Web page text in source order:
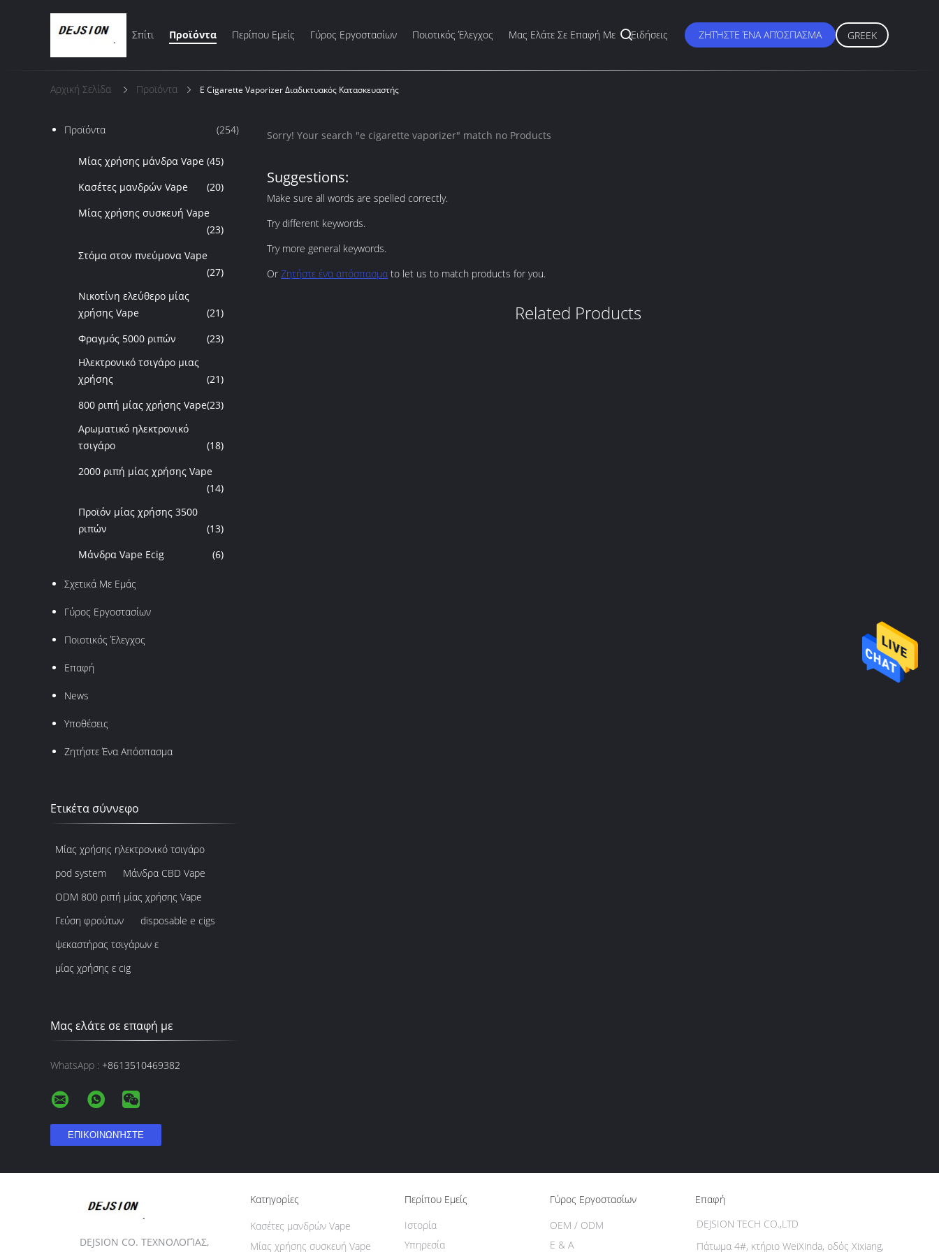
Σπίτι Προϊόντα Περίπου Εμείς Γύρος Εργοστασίων Ποιοτικός Έλεγχος Μας Ελάτε Σε Επαφή Με Ειδήσεις ΖΗΤΉΣΤΕ ΈΝΑ ΑΠΌΣΠΑΣΜΑ GREEK
Αρχική Σελίδα Προϊόντα E Cigarette Vaporizer Διαδικτυακός Κατασκευαστής
Προϊόντα (254)
Μίας χρήσης μάνδρα Vape (45)
Κασέτες μανδρών Vape
(20)
Μίας χρήσης συσκευή Vape
(23)
Στόμα στον πνεύμονα Vape
(27)
Νικοτίνη ελεύθερο μίας
χρήσης Vape
(21)
Φραγμός 5000 ριπών
(23)
Ηλεκτρονικό τσιγάρο μιας
χρήσης
(21)
800 ριπή μίας χρήσης Vape(23)
Αρωματικό ηλεκτρονικό
τσιγάρο
(18)
2000 ριπή μίας χρήσης Vape
(14)
Προϊόν μίας χρήσης 3500
ριπών
(13)
Μάνδρα Vape Ecig
(6)
Σχετικά Με Εμάς
Γύρος Εργοστασίων
Ποιοτικός Έλεγχος
Επαφή
News
Υποθέσεις
Ζητήστε Ένα Απόσπασμα
Ετικέτα σύννεφο
Μίας χρήσης ηλεκτρονικό τσιγάρο
pod system
Μάνδρα CBD Vape
ODM 800 ριπή μίας χρήσης Vape
Γεύση φρούτων
disposable e cigs
ψεκαστήρας τσιγάρων ε
μίας χρήσης ε cig
Μας ελάτε σε επαφή με
WhatsApp : +8613510469382
Sorry! Your search "e cigarette vaporizer" match no Products
Suggestions:
Make sure all words are spelled correctly.
Try different keywords.
Try more general keywords.
Or Ζητήστε ένα απόσπασμα to let us to match products for you.
Related Products
DEJSION CO. ΤΕΧΝΟΛΟΓΊΑΣ,
Κατηγορίες
Κασέτες μανδρών Vape
Μίας χρήσης συσκευή Vape
Περίπου Εμείς
Ιστορία
Υπηρεσία
Γύρος Εργοστασίων
OEM / ODM
Ε & Α
Επαφή
DEJSION TECH CO.,LTD
Πάτωμα 4#, κτήριο WeiXinda, οδός Xixiang,